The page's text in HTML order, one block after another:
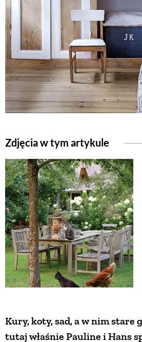
Zdjęcia w tym artykule
Kury, koty, sad, a w nim stare
tutaj właśnie Pauline i Hans
NATURALNA
DLA DOMU
EKO ŻYCIE
ZWIERZĘTA
ZWIERZĘTA W
GRZYBY
KRAJOBRAZ